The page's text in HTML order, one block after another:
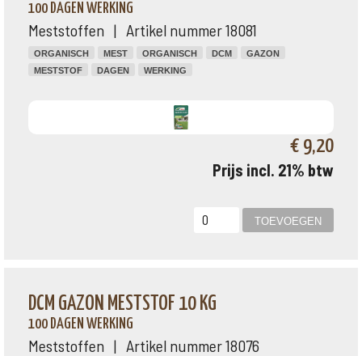
100 DAGEN WERKING
Meststoffen | Artikel nummer 18081
ORGANISCH MEST ORGANISCH DCM
GAZON
MESTSTOF
DAGEN WERKING
€ 9,20
Prijs incl. 21% btw
DCM GAZON MESTSTOF 10 KG
100 DAGEN WERKING
Meststoffen | Artikel nummer 18076